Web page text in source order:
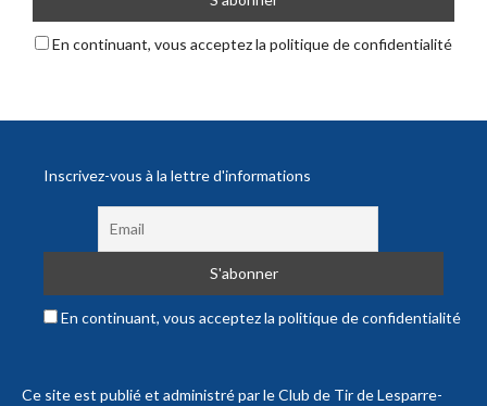
En continuant, vous acceptez la politique de confidentialité
Inscrivez-vous à la lettre d'informations
En continuant, vous acceptez la politique de confidentialité
Ce site est publié et administré par le Club de Tir de Lesparre-